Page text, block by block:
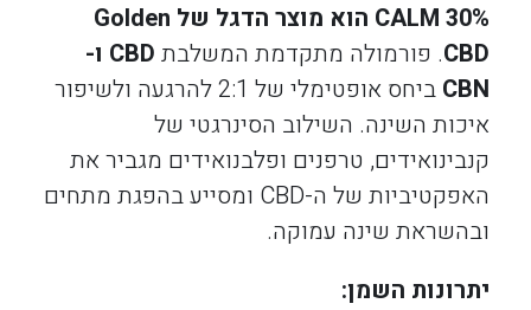
CALM 30%
הוא מוצר הדגל של Golden
CBD. פורמולה מתקדמת המשלבת
CBD ו-
CBN
ביחס אופטימלי של 2:1 להרגעה ולשיפור
איכות השינה. השילוב הסינרגטי של
קנבינואידים, טרפנים ופלבנואידים מגביר את
האפקטיביות של ה-CBD ומסייע בהפגת מתחים
ובהשראת שינה עמוקה.
יתרונות השמן: